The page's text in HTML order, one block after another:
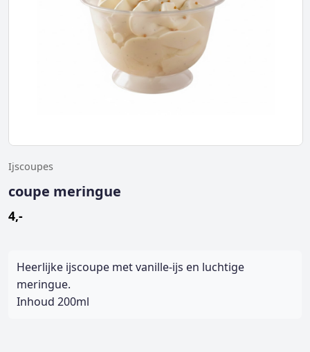
Ijscoupes
coupe meringue
4,-
Heerlijke ijscoupe met vanille-ijs en luchtige
meringue.
Inhoud 200ml